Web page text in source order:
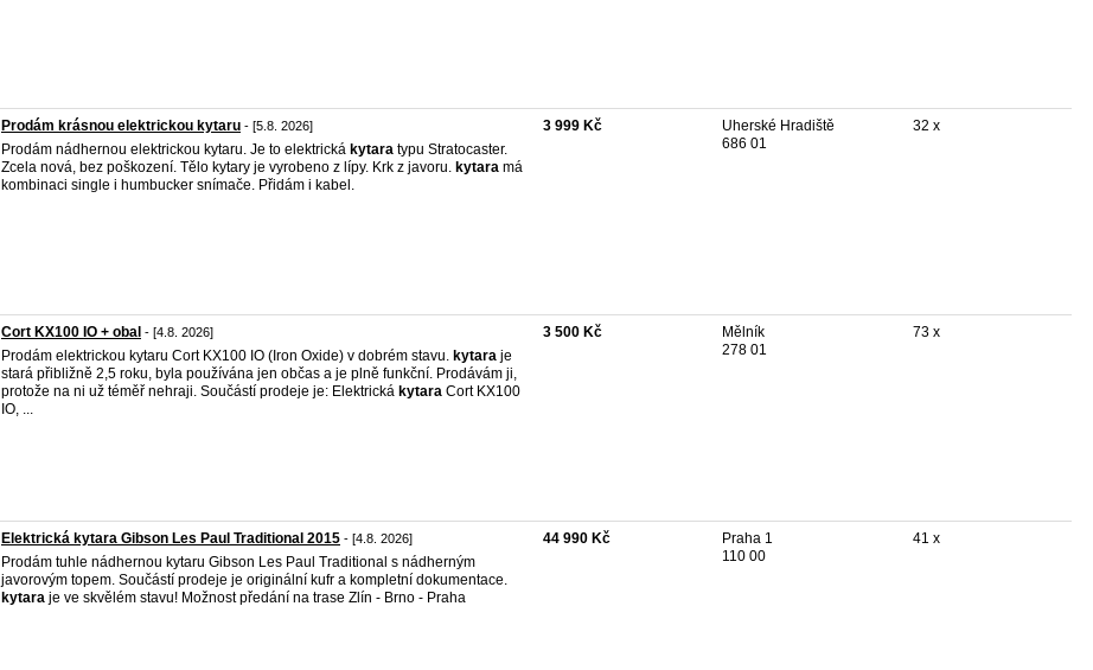
Prodám krásnou elektrickou kytaru - [5.8. 2026]
Prodám nádhernou elektrickou kytaru. Je to elektrická kytara typu Stratocaster.
Zcela nová, bez poškození. Tělo kytary je vyrobeno z lípy. Krk z javoru. kytara má
kombinaci single i humbucker snímače. Přidám i kabel.
3 999 Kč
Uherské Hradiště
686 01
32 x
Cort KX100 IO + obal - [4.8. 2026]
Prodám elektrickou kytaru Cort KX100 IO (Iron Oxide) v dobrém stavu. kytara je
stará přibližně 2,5 roku, byla používána jen občas a je plně funkční. Prodávám ji,
protože na ni už téměř nehraji. Součástí prodeje je: Elektrická kytara Cort KX100
IO, ...
3 500 Kč
Mělník
278 01
73 x
Elektrická kytara Gibson Les Paul Traditional 2015 - [4.8. 2026]
Prodám tuhle nádhernou kytaru Gibson Les Paul Traditional s nádherným
javorovým topem. Součástí prodeje je originální kufr a kompletní dokumentace.
kytara je ve skvělém stavu! Možnost předání na trase Zlín - Brno - Praha
44 990 Kč
Praha 1
110 00
41 x